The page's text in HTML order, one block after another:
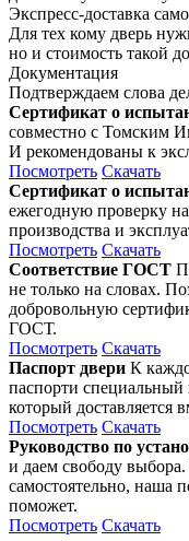
Экспресс-доставка
Для тех кому дверь
но и стоимость такой
Документация
Подтверждаем слова
Сертификат о
совместно с Томским
И рекомендованы к
Посмотреть Скачать
Сертификат о
ежегодную проверку
производства и
Посмотреть Скачать
Соответствие ГОСТ
не только на словах.
добровольную
ГОСТ.
Посмотреть Скачать
Паспорт двери К
паспорти специальный
который доставляется
Посмотреть Скачать
Руководство по
и даем свободу
самостоятельно, наша
поможет.
Посмотреть Скачать